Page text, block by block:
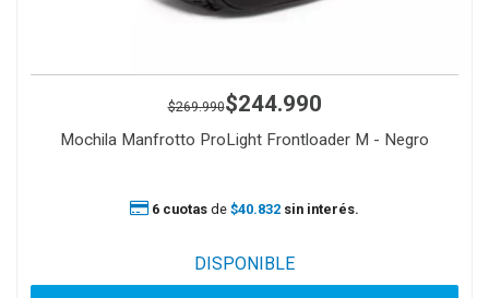
$269.990$244.990
Mochila Manfrotto ProLight Frontloader M - Negro
6 cuotas de $40.832 sin interés.
DISPONIBLE